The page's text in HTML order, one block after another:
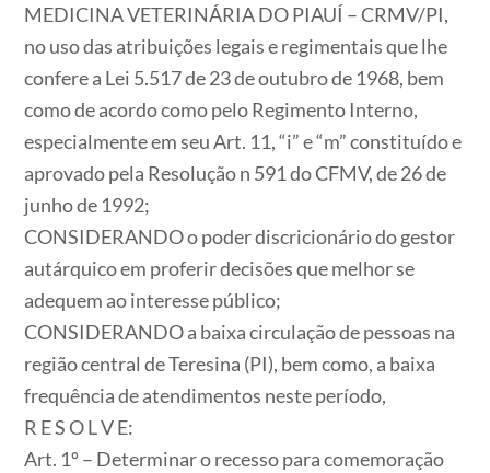
MEDICINA VETERINÁRIA DO PIAUÍ – CRMV/PI,
no uso das atribuições legais e regimentais que lhe
confere a Lei 5.517 de 23 de outubro de 1968, bem
como de acordo como pelo Regimento Interno,
especialmente em seu Art. 11, “i” e “m” constituído e
aprovado pela Resolução n 591 do CFMV, de 26 de
junho de 1992;
CONSIDERANDO o poder discricionário do gestor
autárquico em proferir decisões que melhor se
adequem ao interesse público;
CONSIDERANDO a baixa circulação de pessoas na
região central de Teresina (PI), bem como, a baixa
frequência de atendimentos neste período,
R E S O L V E:
Art. 1º – Determinar o recesso para comemoração